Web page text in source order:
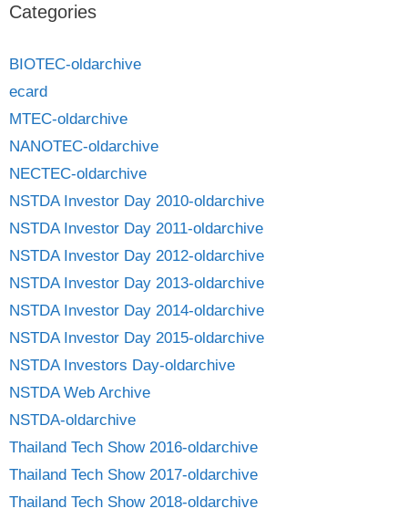
Categories
BIOTEC-oldarchive
ecard
MTEC-oldarchive
NANOTEC-oldarchive
NECTEC-oldarchive
NSTDA Investor Day 2010-oldarchive
NSTDA Investor Day 2011-oldarchive
NSTDA Investor Day 2012-oldarchive
NSTDA Investor Day 2013-oldarchive
NSTDA Investor Day 2014-oldarchive
NSTDA Investor Day 2015-oldarchive
NSTDA Investors Day-oldarchive
NSTDA Web Archive
NSTDA-oldarchive
Thailand Tech Show 2016-oldarchive
Thailand Tech Show 2017-oldarchive
Thailand Tech Show 2018-oldarchive